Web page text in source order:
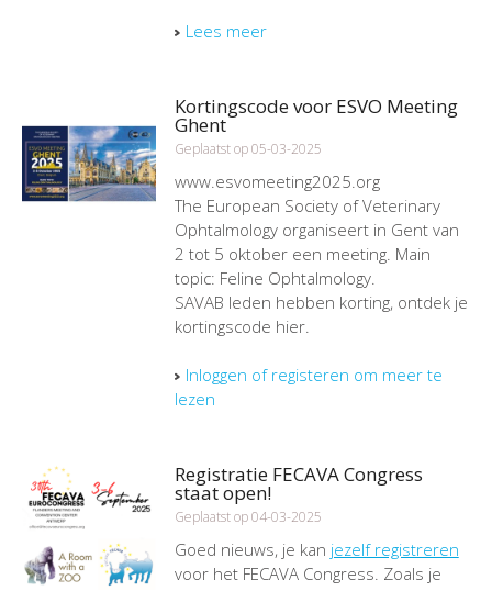
Lees meer
Kortingscode voor ESVO Meeting
Ghent
Geplaatst op 05-03-2025
www.esvomeeting2025.org
The European Society of Veterinary
Ophtalmology organiseert in Gent van
2 tot 5 oktober een meeting. Main
topic: Feline Ophtalmology.
SAVAB leden hebben korting, ontdek je
kortingscode hier.
Inloggen of registeren om meer te
lezen
Registratie FECAVA Congress
staat open!
Geplaatst op 04-03-2025
Goed nieuws, je kan jezelf registreren
voor het FECAVA Congress. Zoals je